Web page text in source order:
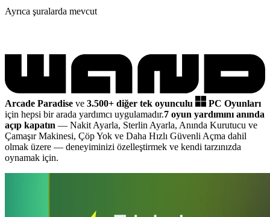
Ayrıca şuralarda mevcut
Arcade Paradise ve 3.500+ diğer tek oyunculu
PC Oyunları
için hepsi bir arada yardımcı uygulamadır.7 oyun yardımını anında
açıp kapatın — Nakit Ayarla, Sterlin Ayarla, Anında Kurutucu ve
Çamaşır Makinesi, Çöp Yok ve Daha Hızlı Güvenli Açma dahil
olmak üzere — deneyiminizi özelleştirmek ve kendi tarzınızda
oynamak için.